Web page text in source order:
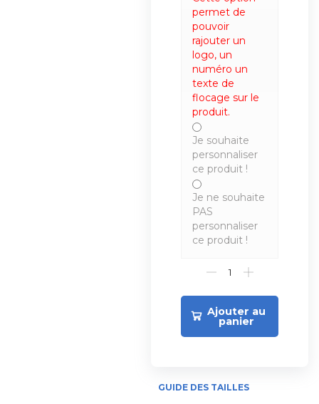
permet de
pouvoir
rajouter un
logo, un
numéro un
texte de
flocage sur le
produit.
Je souhaite
personnaliser
ce produit !
Je ne souhaite
PAS
personnaliser
ce produit !
Ajouter au
panier
GUIDE DES TAILLES